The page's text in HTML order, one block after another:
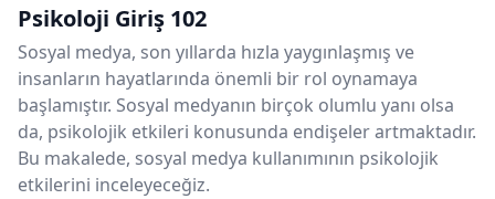
Psikoloji Giriş 102
Sosyal medya, son yıllarda hızla yaygınlaşmış ve
insanların hayatlarında önemli bir rol oynamaya
başlamıştır. Sosyal medyanın birçok olumlu yanı olsa
da, psikolojik etkileri konusunda endişeler artmaktadır.
Bu makalede, sosyal medya kullanımının psikolojik
etkilerini inceleyeceğiz.